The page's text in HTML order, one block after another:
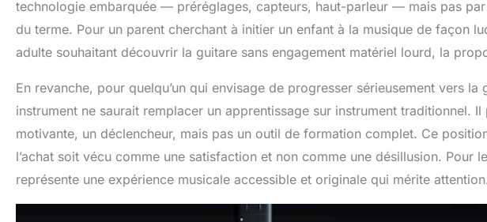
technologie embarquée — préréglages, capteurs, haut-parleur — mais pas
du terme. Pour un parent cherchant à initier un enfant à la musique de façon
adulte souhaitant découvrir la guitare sans engagement matériel lourd, la
En revanche, pour quelqu’un qui envisage de progresser sérieusement vers
instrument ne saurait remplacer un apprentissage sur instrument traditionnel.
motivante, un déclencheur, mais pas un outil de formation complet. Ce
l’achat soit vécu comme une satisfaction et non comme une désillusion. Pour
représente une expérience musicale accessible et originale qui mérite